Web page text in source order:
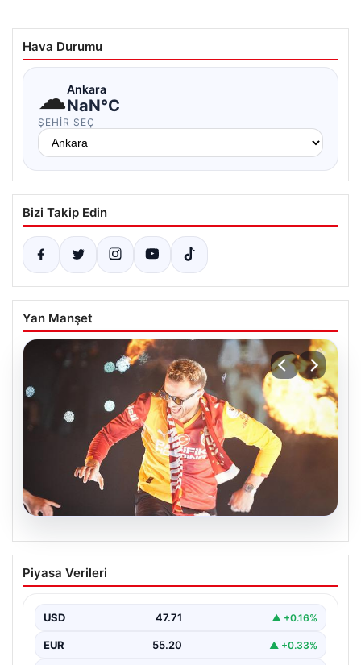
Hava Durumu
☁Ankara
NaN°C
ŞEHIR SEÇ
Bizi Takip Edin
Yan Manşet
06.08.2026
Barış Alper Yılmaz transferinde sürpriz!
Galatasaray’dan 2 kulübe pay
Piyasa Verileri
USD 47.71 ▲ +0.16%
EUR 55.20 ▲ +0.33%